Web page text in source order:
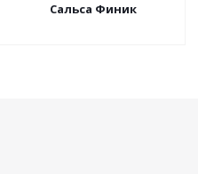
Сальса Финик